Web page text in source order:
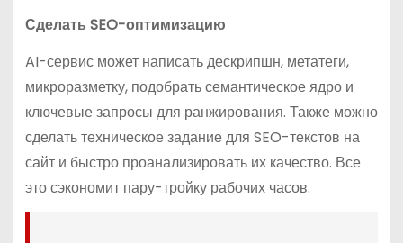
Сделать SEO-оптимизацию
AI-сервис может написать дескрипшн, метатеги,
микроразметку, подобрать семантическое ядро и
ключевые запросы для ранжирования. Также можно
сделать техническое задание для SEO-текстов на
сайт и быстро проанализировать их качество. Все
это сэкономит пару-тройку рабочих часов.